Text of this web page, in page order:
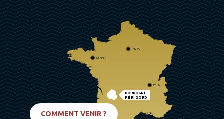
DORDOGNE
PÉRIGORD
PARIS
RENNES
LYON
COMMENT VENIR ?